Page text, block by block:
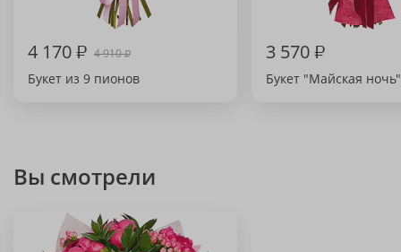
4 170₽ 4 910₽
Букет из 9 пионов
3 570₽
Букет "Майская ночь"
Вы смотрели